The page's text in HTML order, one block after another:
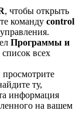
, чтобы открыть
команду control
Программы и
всех
просмотрите
ту,
информация
на вашем